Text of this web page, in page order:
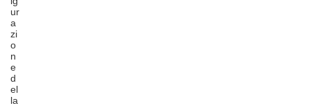
ur
a
zi
o
n
e
d
el
la